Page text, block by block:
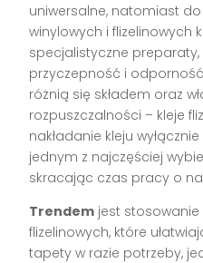
uniwersalne, natomiast
winylowych i flizelinowych
specjalistyczne
przyczepność i odporność
różnią się składem oraz
rozpuszczalności – kleje
nakładanie kleju
jednym z najczęściej
skracając czas pracy o
Trendem jest
flizelinowych, które
tapety w razie potrzeby,